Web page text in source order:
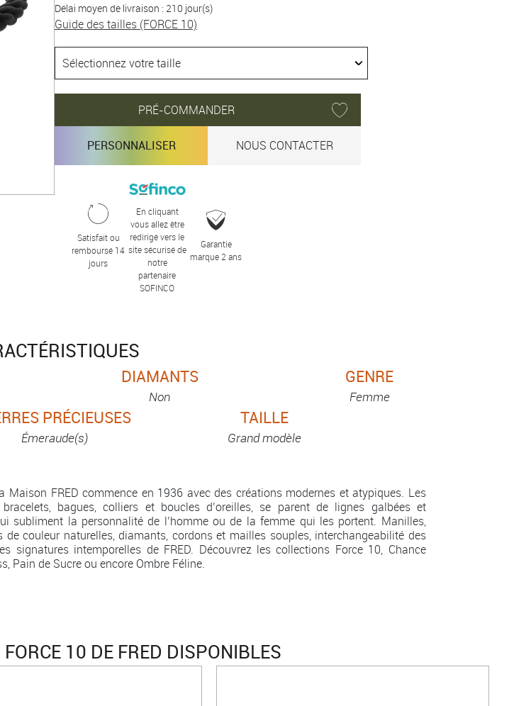
Délai moyen de livraison : 210 jour(s)
Guide des tailles (FORCE 10)
PRÉ-COMMANDER
PERSONNALISER NOUS CONTACTER
Satisfait ou
remboursé 14
jours
En cliquant
vous allez être
redirigé vers le
site sécurisé de
notre
partenaire
SOFINCO
Garantie
marque 2 ans
DIAMANTS
Non
GENRE
Femme
PRÉCIEUSES
Émeraude(s)
TAILLE
Grand modèle
Maison FRED commence en 1936 avec des créations modernes et atypiques. Les
bracelets, bagues, colliers et boucles d’oreilles, se parent de lignes galbées et
subliment la personnalité de l’homme ou de la femme qui les portent. Manilles,
de couleur naturelles, diamants, cordons et mailles souples, interchangeabilité des
signatures intemporelles de FRED. Découvrez les collections Force 10, Chance
Pain de Sucre ou encore Ombre Féline.
10 DE FRED DISPONIBLES